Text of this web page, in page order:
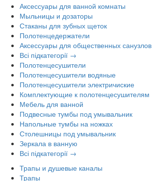
Аксессуары для ванной комнаты
Мыльницы и дозаторы
Стаканы для зубных щеток
Полотенцедержатели
Аксессуары для общественных санузлов
Всі підкатегорії →
Полотенцесушители
Полотенцесушители водяные
Полотенцесушители электричиские
Комплектующие к полотенцесушителям
Мебель для ванной
Подвесные тумбы под умывальник
Напольные тумбы на ножках
Столешницы под умывальник
Зеркала в ванную
Всі підкатегорії →
Трапы и душевые каналы
Трапы